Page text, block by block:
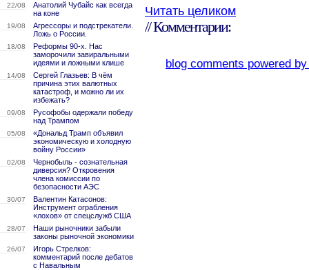
22/08
Анатолий Чубайс как всегда
на коне
19/08
Агрессоры и подстрекатели.
Ложь о России.
18/08
Реформы 90-х. Нас
заморочили завиральными
идеями и ложными клише
14/08
Сергей Глазьев: В чём
причина этих валютных
катастроф, и можно ли их
избежать?
09/08
Русофобы одержали победу
над Трампом
05/08
«Дональд Трамп объявил
экономическую и холодную
войну России»
02/08
Чернобыль - сознательная
диверсия? Откровения
члена комиссии по
безопасности АЭС
30/07
Валентин Катасонов:
Инструмент ограбления
«лохов» от спецслужб США
28/07
Наши рыночники забыли
законы рыночной экономики
26/07
Игорь Стрелков:
комментарий после дебатов
с Навальным
Читать целиком
// Комментарии:
blog comments powered